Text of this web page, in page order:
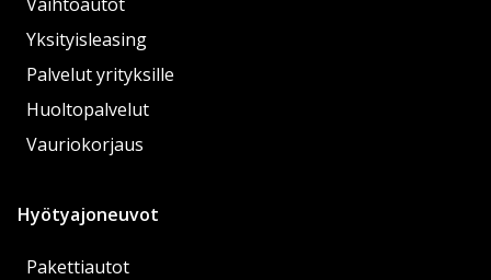
Yksityisleasing
Palvelut yrityksille
Huoltopalvelut
Vauriokorjaus
Hyötyajoneuvot
Pakettiautot